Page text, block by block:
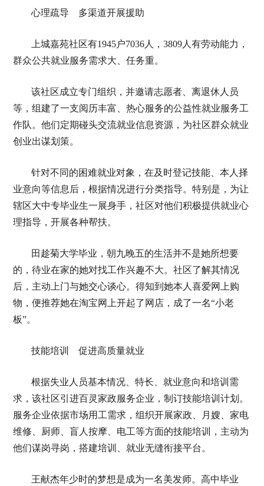
心理疏导 多渠道开展援助
上城嘉苑社区有1945户7036人，3809人有劳动能力，
群众公共就业服务需求大、任务重。
该社区成立专门组织，并邀请志愿者、离退休人员
等，组建了一支阅历丰富、热心服务的公益性就业服务工
作队。他们定期碰头交流就业信息资源，为社区群众就业
创业出谋划策。
针对不同的困难就业对象，在及时登记技能、本人择
业意向等信息后，根据情况进行分类指导。特别是，为让
辖区大中专毕业生一展身手，社区对他们积极提供就业心
理指导，开展各种帮扶。
田趁菊大学毕业，朝九晚五的生活并不是她所想要
的，待业在家的她对找工作兴趣不大。社区了解其情况
后，主动上门与她交心谈心。得知到她本人喜爱网上购
物，便推荐她在淘宝网上开起了网店，成了一名“小老
板”。
技能培训 促进高质量就业
根据失业人员基本情况、特长、就业意向和培训需
求，该社区引进百灵家政服务企业，制订技能培训计划。
服务企业依据市场用工需求，组织开展家政、月嫂、家电
维修、厨师、盲人按摩、电工等方面的技能培训，主动为
他们谋岗寻岗，搭建培训、就业无缝衔接平台。
王献杰年少时的梦想是成为一名美发师。高中毕业